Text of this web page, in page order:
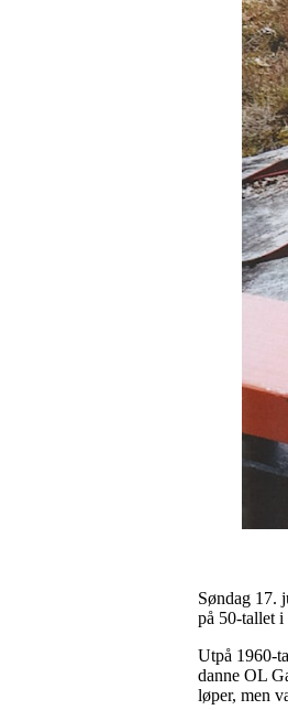
Søndag 17.
på 50-tallet i
Utpå 1960-
danne OL
løper, men